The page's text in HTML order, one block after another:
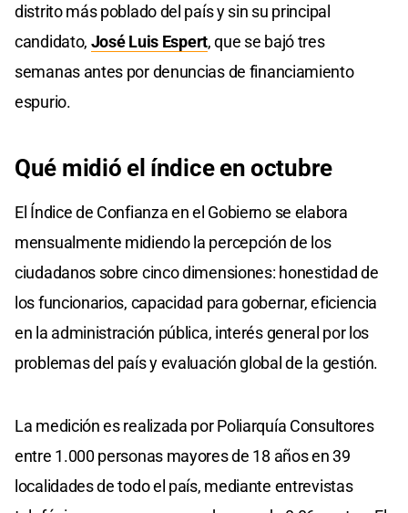
distrito más poblado del país y sin su principal
candidato, José Luis Espert, que se bajó tres
semanas antes por denuncias de financiamiento
espurio.
Qué midió el índice en octubre
El Índice de Confianza en el Gobierno se elabora
mensualmente midiendo la percepción de los
ciudadanos sobre cinco dimensiones: honestidad de
los funcionarios, capacidad para gobernar, eficiencia
en la administración pública, interés general por los
problemas del país y evaluación global de la gestión.
La medición es realizada por Poliarquía Consultores
entre 1.000 personas mayores de 18 años en 39
localidades de todo el país, mediante entrevistas